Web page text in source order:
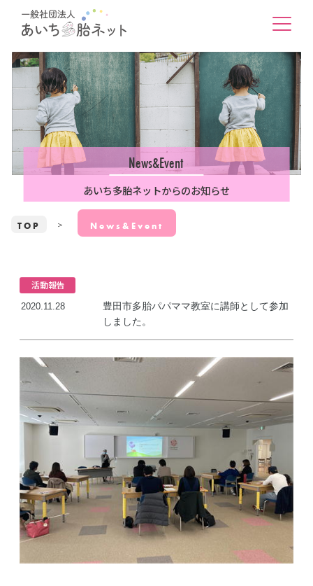
News&Event
あいち多胎ネットからのお知らせ
TOP News&Event
活動報告
2020.11.28
豊田市多胎パパママ教室に講師として参加
しました。